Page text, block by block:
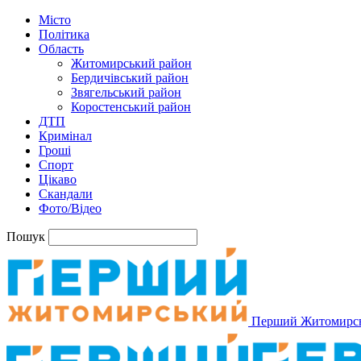
Місто
Політика
Область
Житомирський район
Бердичівський район
Звягельський район
Коростенський район
ДТП
Кримінал
Гроші
Спорт
Цікаво
Скандали
Фото/Відео
Пошук
Перший